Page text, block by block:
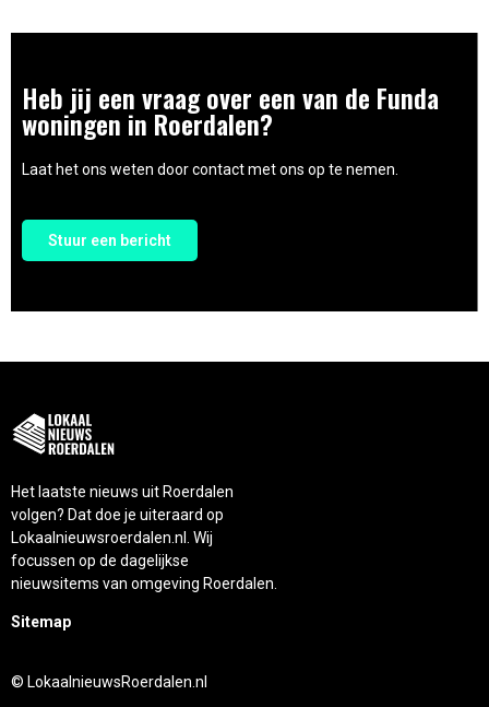
Heb jij een vraag over een van de Funda
woningen in Roerdalen?
Laat het ons weten door contact met ons op te nemen.
Stuur een bericht
Het laatste nieuws uit Roerdalen
volgen? Dat doe je uiteraard op
Lokaalnieuwsroerdalen.nl. Wij
focussen op de dagelijkse
nieuwsitems van omgeving Roerdalen.
Sitemap
© LokaalnieuwsRoerdalen.nl